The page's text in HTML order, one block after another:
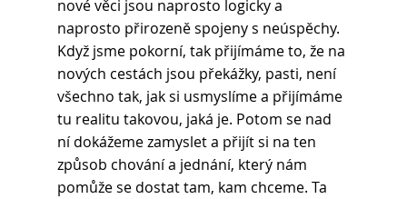
nové věci jsou naprosto logicky a
naprosto přirozeně spojeny s neúspěchy.
Když jsme pokorní, tak přijímáme to, že na
nových cestách jsou překážky, pasti, není
všechno tak, jak si usmyslíme a přijímáme
tu realitu takovou, jaká je. Potom se nad
ní dokážeme zamyslet a přijít si na ten
způsob chování a jednání, který nám
pomůže se dostat tam, kam chceme. Ta